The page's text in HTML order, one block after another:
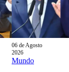
06 de Agosto
2026
Mundo